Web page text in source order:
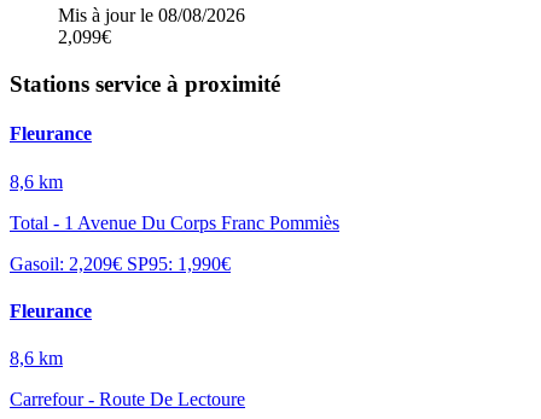
Mis à jour le 08/08/2026
2,099€
Stations service à proximité
Fleurance
8,6 km
Total - 1 Avenue Du Corps Franc Pommiès
Gasoil: 2,209€ SP95: 1,990€
Fleurance
8,6 km
Carrefour - Route De Lectoure